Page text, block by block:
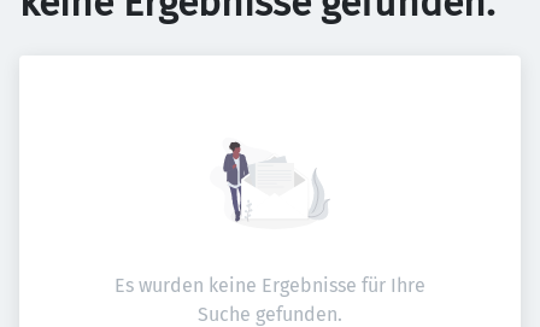
Es wurden keine Ergebnisse für Ihre
Suche gefunden.